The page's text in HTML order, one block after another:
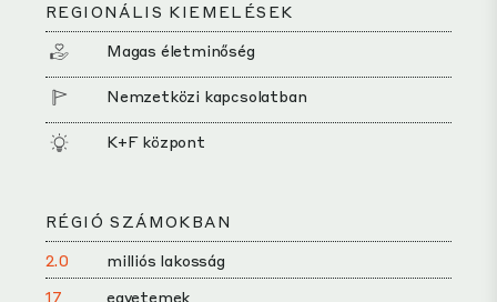
REGIONÁLIS KIEMELÉSEK
Magas életminőség
Nemzetközi kapcsolatban
K+F központ
RÉGIÓ SZÁMOKBAN
2.0
milliós lakosság
17
egyetemek